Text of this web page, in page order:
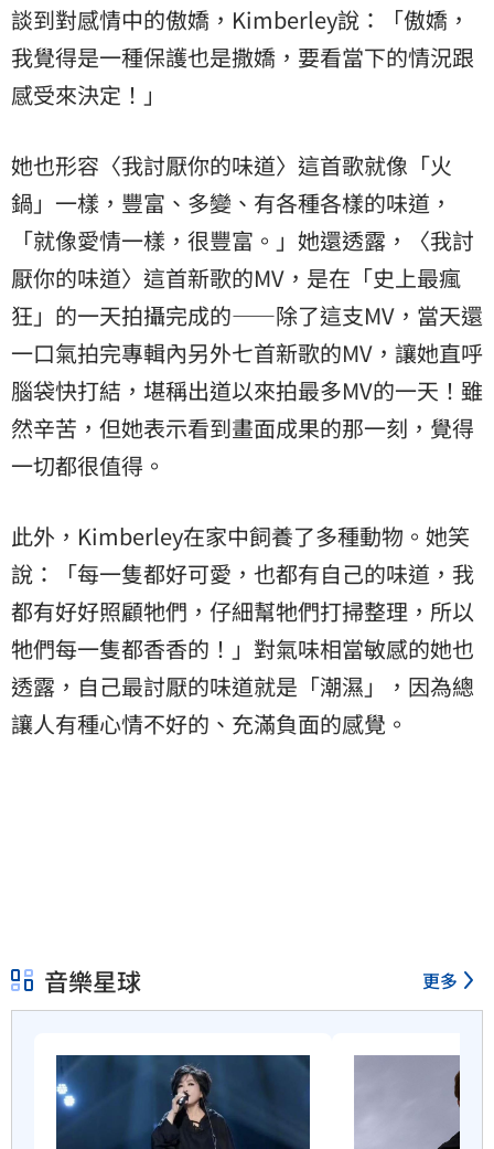
談到對感情中的傲嬌，Kimberley說：「傲嬌，
我覺得是一種保護也是撒嬌，要看當下的情況跟
感受來決定！」
她也形容〈我討厭你的味道〉這首歌就像「火
鍋」一樣，豐富、多變、有各種各樣的味道，
「就像愛情一樣，很豐富。」她還透露，〈我討
厭你的味道〉這首新歌的MV，是在「史上最瘋
狂」的一天拍攝完成的——除了這支MV，當天還
一口氣拍完專輯內另外七首新歌的MV，讓她直呼
腦袋快打結，堪稱出道以來拍最多MV的一天！雖
然辛苦，但她表示看到畫面成果的那一刻，覺得
一切都很值得。
此外，Kimberley在家中飼養了多種動物。她笑
說：「每一隻都好可愛，也都有自己的味道，我
都有好好照顧牠們，仔細幫牠們打掃整理，所以
牠們每一隻都香香的！」對氣味相當敏感的她也
透露，自己最討厭的味道就是「潮濕」，因為總
讓人有種心情不好的、充滿負面的感覺。
音樂星球 更多